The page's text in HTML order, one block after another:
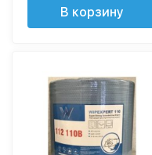
В корзину